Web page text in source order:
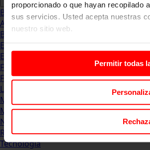
proporcionado o que hayan recopilado
sus servicios. Usted acepta nuestras
nuestro sitio web.
Permitir todas
Blog
Abogacia
Business
Empleo & Emprendimiento
Empresas
Finanzas
Formación & Estudios
Luxury
Management
Marketing & Comunicación
Negocios
Recursos Humanos
Tecnología